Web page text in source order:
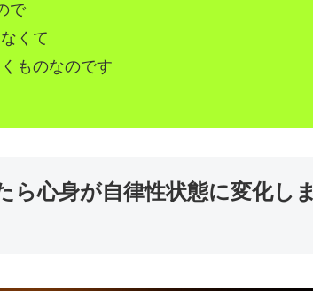
で
くて
ものなのです
ら心身が自律性状態に変化しま